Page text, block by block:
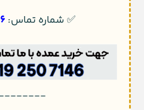
✅ شماره تماس: